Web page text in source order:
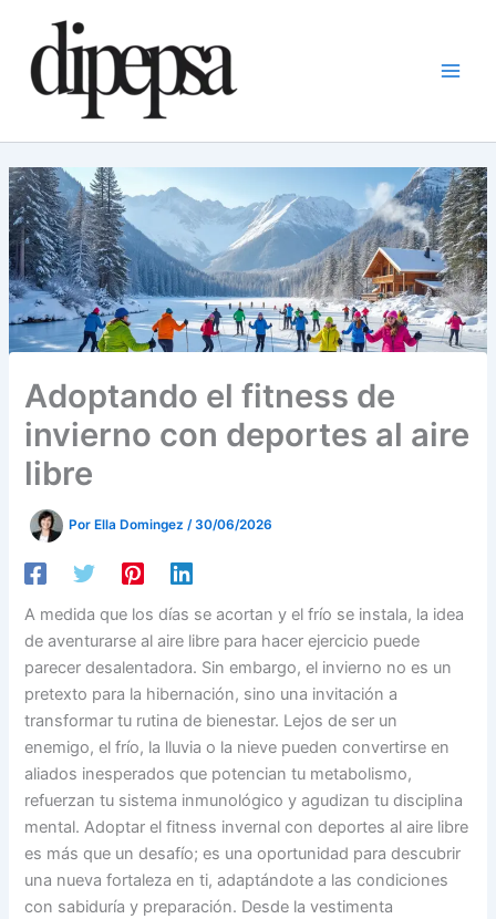
contenido
Adoptando el fitness de
invierno con deportes al aire
libre
Por Ella Domingez/30/06/2026
A medida que los días se acortan y el frío se instala, la idea
de aventurarse al aire libre para hacer ejercicio puede
parecer desalentadora. Sin embargo, el invierno no es un
pretexto para la hibernación, sino una invitación a
transformar tu rutina de bienestar. Lejos de ser un
enemigo, el frío, la lluvia o la nieve pueden convertirse en
aliados inesperados que potencian tu metabolismo,
refuerzan tu sistema inmunológico y agudizan tu disciplina
mental. Adoptar el fitness invernal con deportes al aire libre
es más que un desafío; es una oportunidad para descubrir
una nueva fortaleza en ti, adaptándote a las condiciones
con sabiduría y preparación. Desde la vestimenta